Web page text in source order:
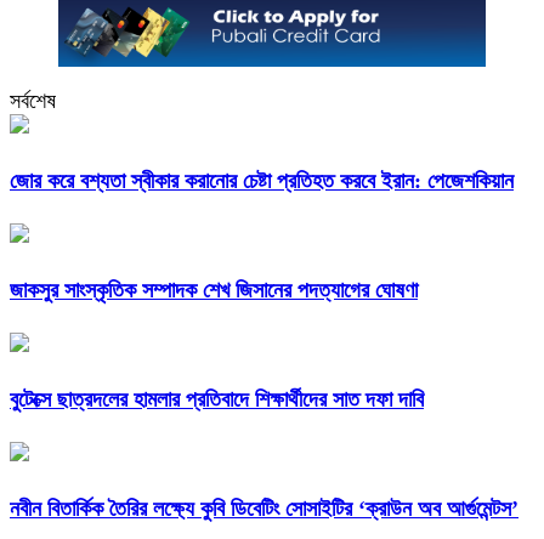
সর্বশেষ
জোর করে বশ্যতা স্বীকার করানোর চেষ্টা প্রতিহত করবে ইরান: পেজেশকিয়ান
জাকসুর সাংস্কৃতিক সম্পাদক শেখ জিসানের পদত্যাগের ঘোষণা
বুটেক্সে ছাত্রদলের হামলার প্রতিবাদে শিক্ষার্থীদের সাত দফা দাবি
নবীন বিতার্কিক তৈরির লক্ষ্যে কুবি ডিবেটিং সোসাইটির ‘ক্রাউন অব আর্গুমেন্টস’